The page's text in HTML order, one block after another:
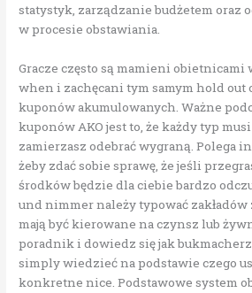
statystyk, zarządzanie budżetem oraz
w procesie obstawiania.
Gracze często są mamieni
when i zachęcani tym samym hold out
kuponów akumulowanych. Ważne
kuponów AKO jest to, że każdy typ
zamierzasz odebrać wygraną. Polega
żeby zdać sobie sprawę, że jeśli
środków będzie dla ciebie bardzo
und nimmer należy typować
mają być kierowane na czynsz lub
poradnik i dowiedz się jak
simply wiedzieć na podstawie czego
konkretne nice. Podstawowe system